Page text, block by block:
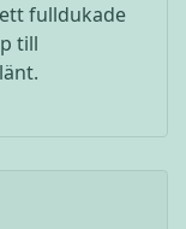
fulldukade
till